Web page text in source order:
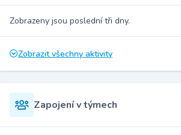
Zobrazeny jsou poslední tři dny.
Zobrazit všechny aktivity
Zapojení v týmech